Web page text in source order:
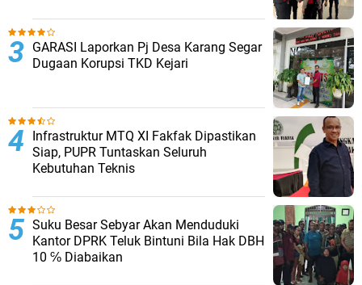
GARASI Laporkan Pj Desa Karang Segar
Dugaan Korupsi TKD Kejari ‎
Infrastruktur MTQ XI Fakfak Dipastikan
Siap, PUPR Tuntaskan Seluruh
Kebutuhan Teknis
Suku Besar Sebyar Akan Menduduki
Kantor DPRK Teluk Bintuni Bila Hak DBH
10 ℅ Diabaikan